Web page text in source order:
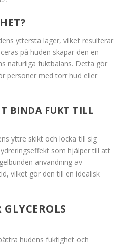
yttersta lager, vilket resulterar
på huden skapar den en
naturliga fuktbalans. Detta gör
personer med torr hud eller
BINDA FUKT TILL
yttre skikt och locka till sig
som hjälper till att
användning av
vilket gör den till en idealisk
hudens fuktighet och